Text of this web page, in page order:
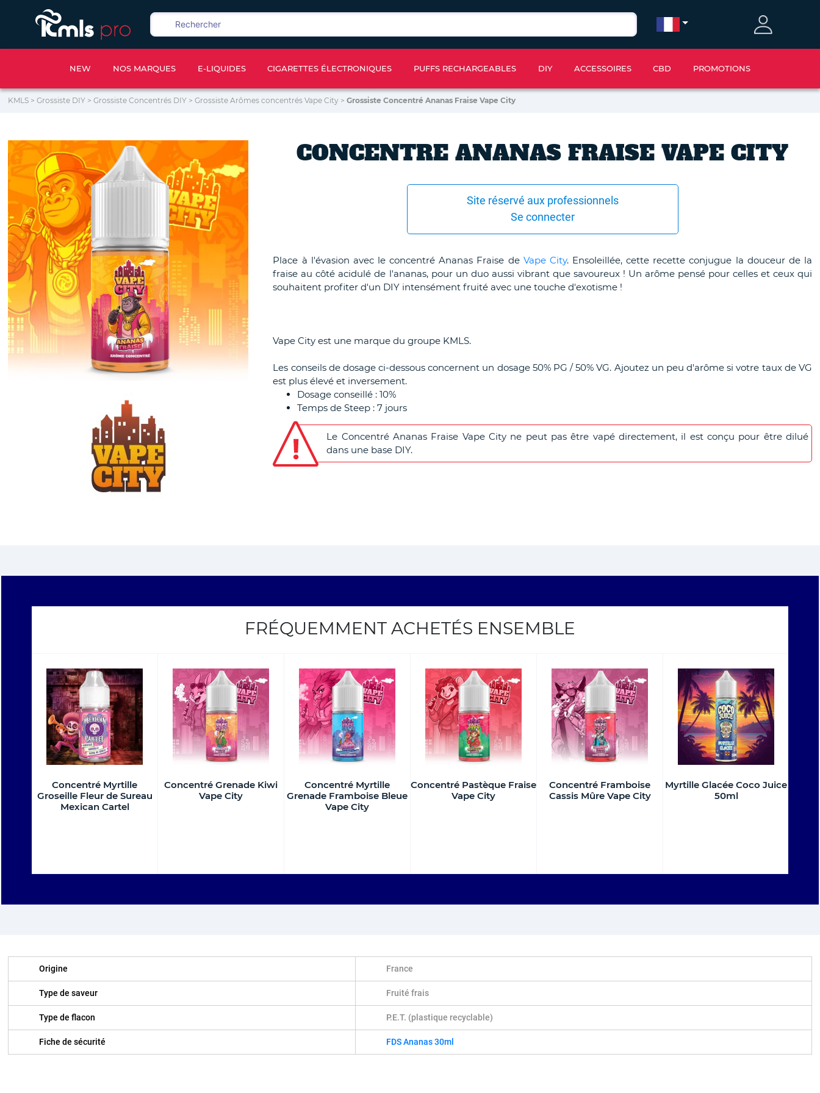
NEW NOS MARQUES E-LIQUIDES CIGARETTES ÉLECTRONIQUES PUFFS RECHARGEABLES DIY ACCESSOIRES CBD PROMOTIONS
KMLS > Grossiste DIY > Grossiste Concentrés DIY > Grossiste Arômes concentrés Vape City > Grossiste Concentré Ananas Fraise Vape City
CONCENTRE ANANAS FRAISE VAPE CITY
Site réservé aux professionnels
Se connecter
Place à l'évasion avec le concentré Ananas Fraise de Vape City. Ensoleillée, cette recette conjugue la douceur de la
fraise au côté acidulé de l'ananas, pour un duo aussi vibrant que savoureux ! Un arôme pensé pour celles et ceux qui
souhaitent profiter d'un DIY intensément fruité avec une touche d'exotisme !
Vape City est une marque du groupe KMLS.
Les conseils de dosage ci-dessous concernent un dosage 50% PG / 50% VG. Ajoutez un peu d'arôme si votre taux de VG
est plus élevé et inversement.
Dosage conseillé : 10%
Temps de Steep : 7 jours
Le Concentré Ananas Fraise Vape City ne peut pas être vapé directement, il est conçu pour être dilué
dans une base DIY.
FRÉQUEMMENT ACHETÉS ENSEMBLE
Concentré Myrtille
Groseille Fleur de Sureau
Mexican Cartel
Concentré Grenade Kiwi
Vape City
Concentré Myrtille
Grenade Framboise Bleue
Vape City
Concentré Pastèque Fraise
Vape City
Concentré Framboise
Cassis Mûre Vape City
Myrtille Glacée Coco Juice
50ml
Origine France
Type de saveur Fruité frais
Type de flacon P.E.T. (plastique recyclable)
Fiche de sécurité FDS Ananas 30ml